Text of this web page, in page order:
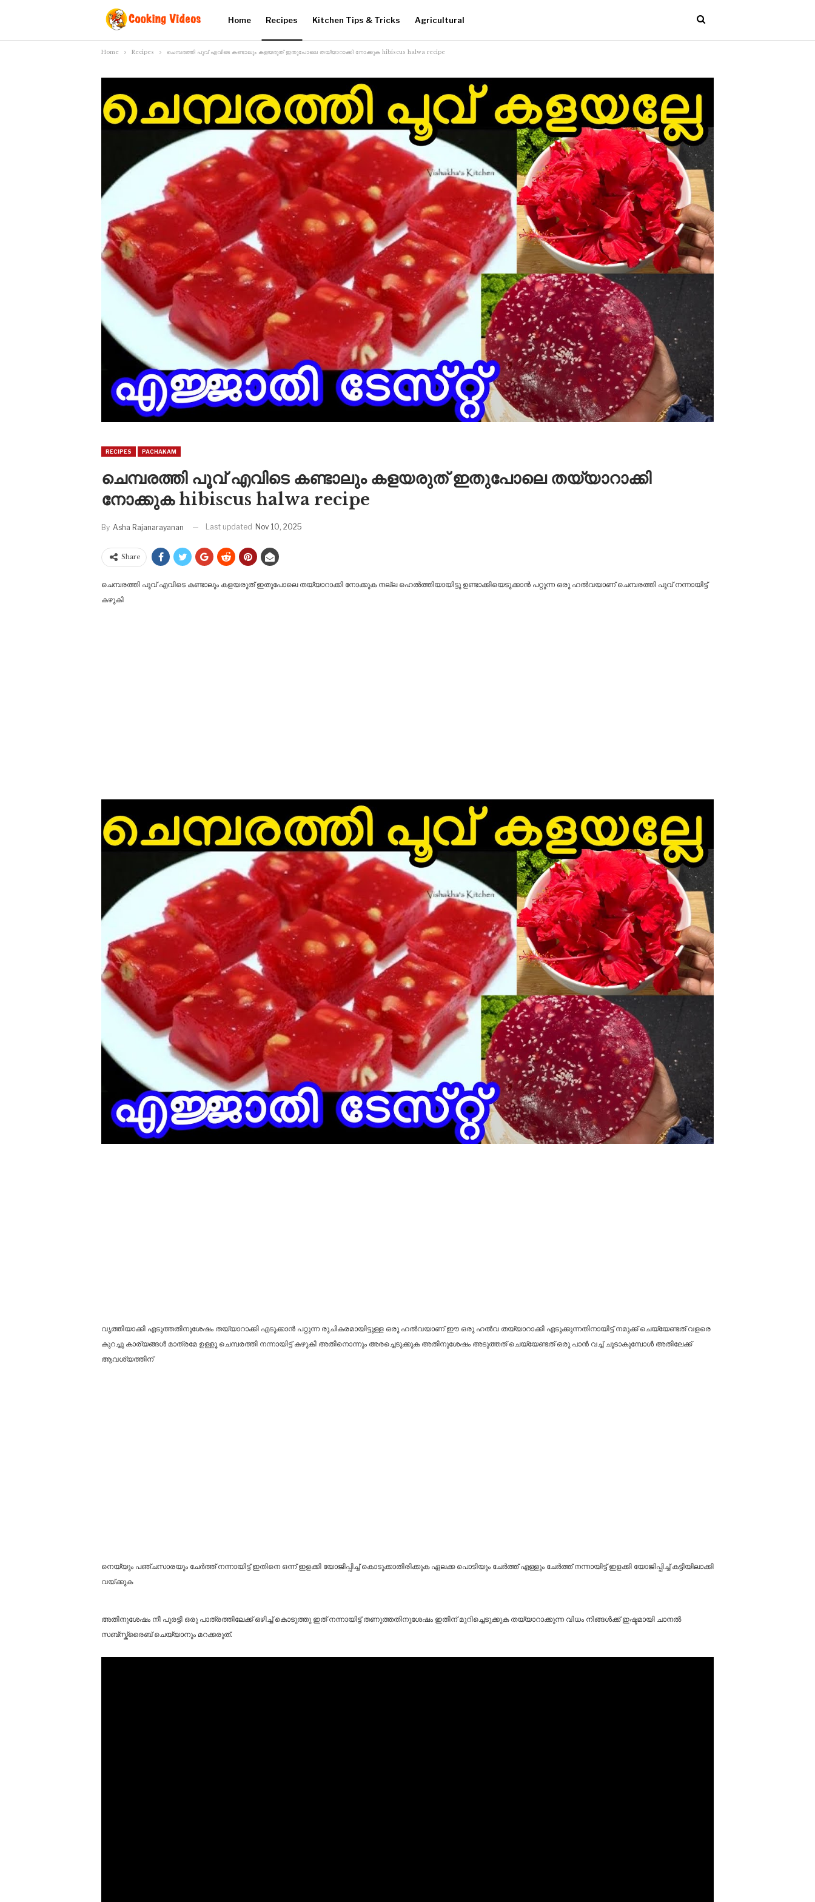
Home Recipes Kitchen Tips & Tricks Agricultural
Home Recipes ചെമ്പരത്തി പൂവ് എവിടെ കണ്ടാലും കളയരുത് ഇതുപോലെ തയ്യാറാക്കി നോക്കുക hibiscus halwa recipe
RECIPES PACHAKAM
ചെമ്പരത്തി പൂവ് എവിടെ കണ്ടാലും കളയരുത് ഇതുപോലെ തയ്യാറാക്കി
നോക്കുക hibiscus halwa recipe
By Asha Rajanarayanan Last updated Nov 10, 2025
Share
ചെമ്പരത്തി പൂവ് എവിടെ കണ്ടാലും കളയരുത് ഇതുപോലെ തയ്യാറാക്കി നോക്കുക നല്ല ഹെൽത്തിയായിട്ടു ഉണ്ടാക്കിയെടുക്കാൻ പറ്റുന്ന ഒരു ഹൽവയാണ് ചെമ്പരത്തി പൂവ് നന്നായിട്ട്
കഴുകി
വൃത്തിയാക്കി എടുത്തതിനുശേഷം തയ്യാറാക്കി എടുക്കാൻ പറ്റുന്ന രുചികരമായിട്ടുള്ള ഒരു ഹൽവയാണ് ഈ ഒരു ഹൽവ തയ്യാറാക്കി എടുക്കുന്നതിനായിട്ട് നമുക്ക് ചെയ്യേണ്ടത് വളരെ
കുറച്ചു കാര്യങ്ങൾ മാത്രമേ ഉള്ളൂ ചെമ്പരത്തി നന്നായിട്ട് കഴുകി അതിനൊന്നും അരച്ചെടുക്കുക അതിനുശേഷം അടുത്തത് ചെയ്യേണ്ടത് ഒരു പാൻ വച്ച് ചൂടാകുമ്പോൾ അതിലേക്ക്
ആവശ്യത്തിന്
നെയ്യും പഞ്ചസാരയും ചേർത്ത് നന്നായിട്ട് ഇതിനെ ഒന്ന് ഇളക്കി യോജിപ്പിച്ച് കൊടുക്കാതിരിക്കുക ഏലക്ക പൊടിയും ചേർത്ത് എള്ളും ചേർത്ത് നന്നായിട്ട് ഇളക്കി യോജിപ്പിച്ച് കട്ടിയിലാക്കി
വയ്ക്കുക
അതിനുശേഷം നീ പുരട്ടി ഒരു പാത്രത്തിലേക്ക് ഒഴിച്ച് കൊടുത്തു ഇത് നന്നായിട്ട് തണുത്തതിനുശേഷം ഇതിന് മുറിച്ചെടുക്കുക തയ്യാറാക്കുന്ന വിധം നിങ്ങൾക്ക് ഇഷ്ടമായി ചാനൽ
സബ്സ്ക്രൈബ് ചെയ്യാനും മറക്കരുത്.